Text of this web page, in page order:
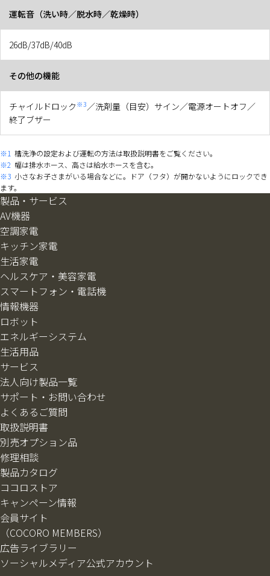
運転音（洗い時／脱水時／乾燥時）
26dB/37dB/40dB
その他の機能
チャイルドロック ※3／洗剤量（目安）サイン／電源オートオフ／
終了ブザー
※1 槽洗浄の設定および運転の方法は取扱説明書をご覧ください。
※2 幅は排水ホース、高さは給水ホースを含む。
※3 小さなお子さまがいる場合などに。ドア（フタ）が開かないようにロックでき
ます。
製品・サービス
AV機器
空調家電
キッチン家電
生活家電
ヘルスケア・美容家電
スマートフォン・電話機
情報機器
ロボット
エネルギーシステム
生活用品
サービス
法人向け製品一覧
サポート・お問い合わせ
よくあるご質問
取扱説明書
別売オプション品
修理相談
製品カタログ
ココロストア
キャンペーン情報
会員サイト
（COCORO MEMBERS）
広告ライブラリー
ソーシャルメディア公式アカウント